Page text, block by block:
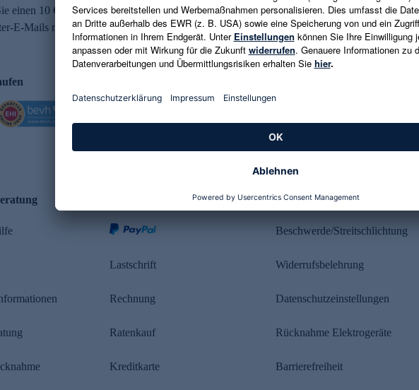
einen 10 € Gutschein. Eine Abmeldung ist jederzeit in
E-Mails möglich.
Es gelten die Datenschutzrichtlinien
Lastschrift
Rechnung
Ratenkauf
Kreditkarte
Rechtliches
Beschwerde/Streitschlichtung
Widerrufsbelehrung
Datenschutzeinstellungen
Rücknahme Elektrogeräte
Barrierefreiheit